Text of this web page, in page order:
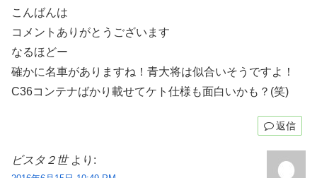
こんばんは
コメントありがとうございます
なるほどー
確かに名車がありますね！青大将は似合いそうですよ！
C36コンテナばかり載せてケト仕様も面白いかも？(笑)
返信
ビスタ２世 より: